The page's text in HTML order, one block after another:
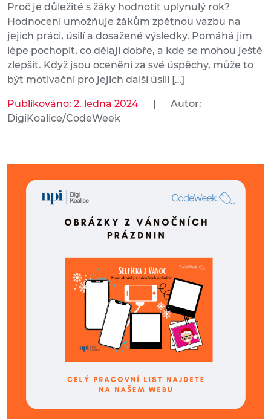
Proč je důležité s žáky hodnotit uplynulý rok?
Hodnocení umožňuje žákům zpětnou vazbu na
jejich práci, úsilí a dosažené výsledky. Pomáhá jim
lépe pochopit, co dělají dobře, a kde se mohou ještě
zlepšit. Když jsou oceněni za své úspěchy, může to
být motivační pro jejich další úsilí […]
Publikováno: 2. ledna 2024 |
Autor:
DigiKoalice/CodeWeek